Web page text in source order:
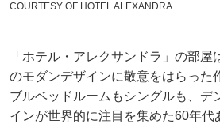
COURTESY OF HOTEL ALEXANDRA
「ホテル・アレクサンドラ」の部屋
のモダンデザインに敬意をはらった
ブルベッドルームもシングルも、デ
インが世界的に注目を集めた60年代